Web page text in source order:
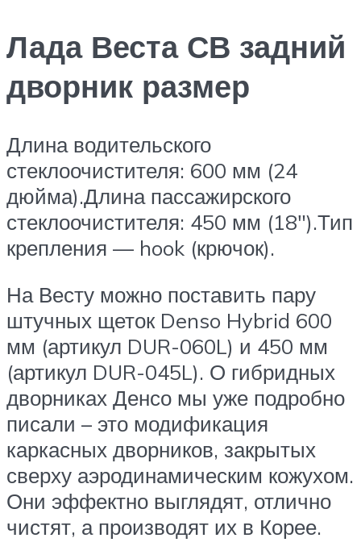
Лада Веста СВ задний
дворник размер
Длина водительского
стеклоочистителя: 600 мм (24
дюйма).Длина пассажирского
стеклоочистителя: 450 мм (18″).Тип
крепления — hook (крючок).
На Весту можно поставить пару
штучных щеток Denso Hybrid 600
мм (артикул DUR-060L) и 450 мм
(артикул DUR-045L). О гибридных
дворниках Денсо мы уже подробно
писали – это модификация
каркасных дворников, закрытых
сверху аэродинамическим кожухом.
Они эффектно выглядят, отлично
чистят, а производят их в Корее.